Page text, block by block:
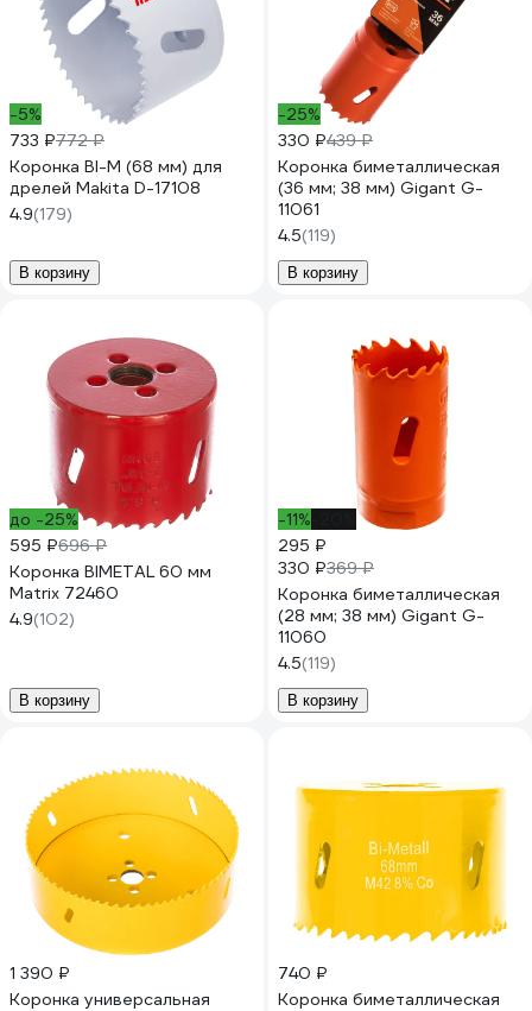
-5%
733 ₽772 ₽
Коронка BI-M (68 мм) для
дрелей Makita D-17108
4.9(179)
В корзину
-25%
330 ₽439 ₽
Коронка биметаллическая
(36 мм; 38 мм) Gigant G-
11061
4.5(119)
В корзину
до -25%
595 ₽696 ₽
Коронка BIMETAL 60 мм
Matrix 72460
4.9(102)
В корзину
-11%
295 ₽
330 ₽369 ₽
Коронка биметаллическая
(28 мм; 38 мм) Gigant G-
11060
4.5(119)
В корзину
1 390 ₽
Коронка универсальная
740 ₽
Коронка биметаллическая